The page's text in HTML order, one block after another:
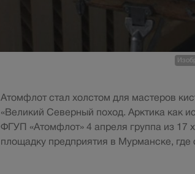
Атомфлот стал холстом для мастеров
«Великий Северный поход. Арктика как
ФГУП «Атомфлот» 4 апреля группа из 17
площадку предприятия в Мурманске,